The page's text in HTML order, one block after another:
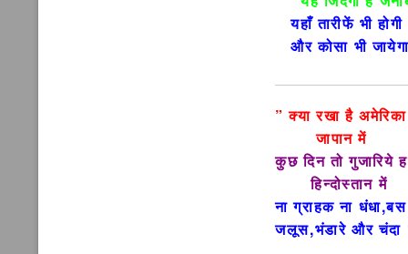
यहाँ तारीफें भी होगी
और कोसा भी
” क्या रखा है
जापान में
कुछ दिन तो गुजारिये
हिन्दोस्तान में
ना ग्राहक ना धंधा,बस
जलूस,भंडारे और चंदा